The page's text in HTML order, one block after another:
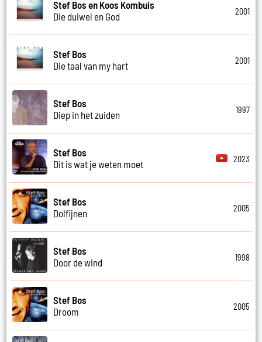
Stef Bos en Koos Kombuis
Die duiwel en God
2001
Stef Bos
Die taal van my hart
2001
Stef Bos
Diep in het zuiden
1997
Stef Bos
Dit is wat je weten moet
2023
Stef Bos
Dolfijnen
2005
Stef Bos
Door de wind
1998
Stef Bos
Droom
2005